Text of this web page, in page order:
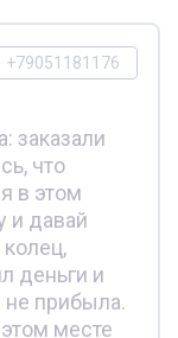
+79051181176
заказали
что
в этом
и давай
деньги и
не прибыла.
месте